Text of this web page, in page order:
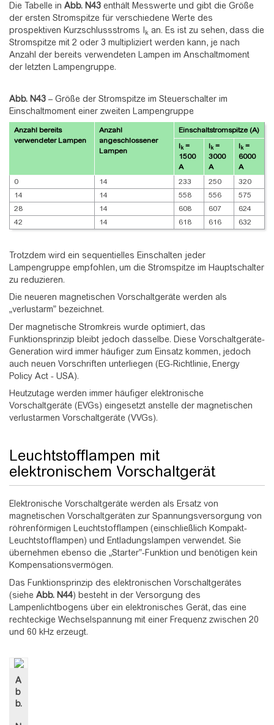
Die Tabelle in Abb. N43 enthält Messwerte und gibt die Größe
der ersten Stromspitze für verschiedene Werte des
prospektiven Kurzschlussstroms Ik an. Es ist zu sehen, dass die
Stromspitze mit 2 oder 3 multipliziert werden kann, je nach
Anzahl der bereits verwendeten Lampen im Anschaltmoment
der letzten Lampengruppe.
Abb. N43 – Größe der Stromspitze im Steuerschalter im
Einschaltmoment einer zweiten Lampengruppe
Anzahl bereits
verwendeter Lampen
Anzahl
angeschlossener
Lampen
Einschaltstromspitze (A)
I k =
1500
A
I k =
3000
A
I k =
6000
A
0
14 233 250
320
14
14 558 556
575
28
14 608 607
624
42
14 618 616 632
Trotzdem wird ein sequentielles Einschalten jeder
Lampengruppe empfohlen, um die Stromspitze im Hauptschalter
zu reduzieren.
Die neueren magnetischen Vorschaltgeräte werden als
„verlustarm” bezeichnet.
Der magnetische Stromkreis wurde optimiert, das
Funktionsprinzip bleibt jedoch dasselbe. Diese Vorschaltgeräte-
Generation wird immer häufiger zum Einsatz kommen, jedoch
auch neuen Vorschriften unterliegen (EG-Richtlinie, Energy
Policy Act - USA).
Heutzutage werden immer häufiger elektronische
Vorschaltgeräte (EVGs) eingesetzt anstelle der magnetischen
verlustarmen Vorschaltgeräte (VVGs).
Leuchtstofflampen mit
elektronischem Vorschaltgerät
Elektronische Vorschaltgeräte werden als Ersatz von
magnetischen Vorschaltgeräten zur Spannungsversorgung von
röhrenförmigen Leuchtstofflampen (einschließlich Kompakt-
Leuchtstofflampen) und Entladungslampen verwendet. Sie
übernehmen ebenso die „Starter”-Funktion und benötigen kein
Kompensationsvermögen.
Das Funktionsprinzip des elektronischen Vorschaltgerätes
(siehe Abb. N44) besteht in der Versorgung des
Lampenlichtbogens über ein elektronisches Gerät, das eine
rechteckige Wechselspannung mit einer Frequenz zwischen 20
und 60 kHz erzeugt.
A
b
b.